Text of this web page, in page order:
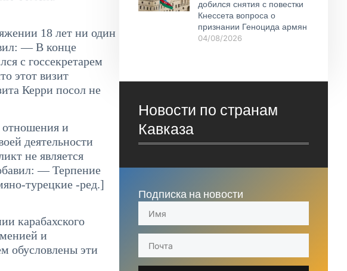
18 лет ни один
— В конце
с госсекретарем
этот визит
Керри посол не
отношения и
деятельности
не является
— Терпение
турецкие -ред.]
карабахского
и
обусловлены эти
добился снятия с повестки
Кнессета вопроса о
признании Геноцида армян
04/08/2026
Новости по странам
Кавказа
Подписка на новости